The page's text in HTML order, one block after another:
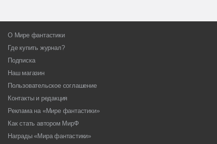
О Мире фантастики
Где купить журнал?
Подписка
Наш магазин
Пользовательское соглашение
Контакты и редакция
Реклама на «Мире фантастики»
Как стать автором МирФ
Награды «Мира фантастики»